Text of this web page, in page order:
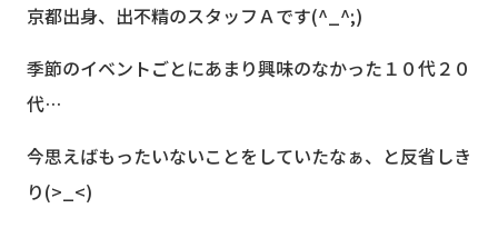
京都出身、出不精のスタッフＡです(^_^;)
季節のイベントごとにあまり興味のなかった１０代２０
代…
今思えばもったいないことをしていたなぁ、と反省しき
り(>_<)